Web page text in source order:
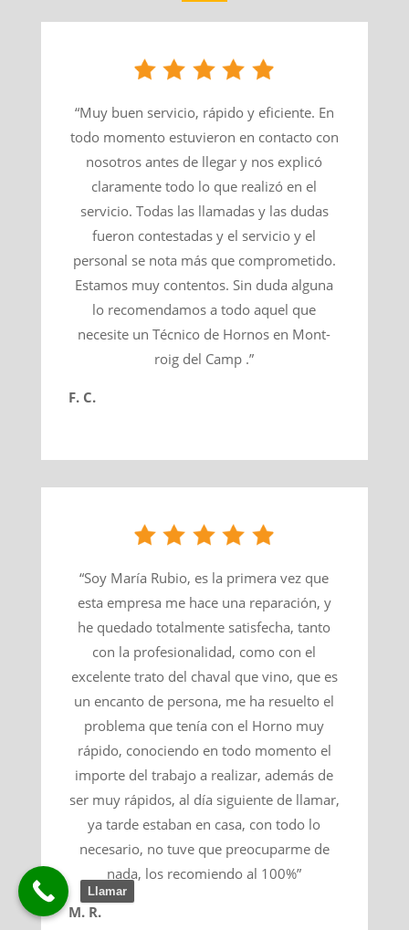
“Muy buen servicio, rápido y eficiente. En
todo momento estuvieron en contacto con
nosotros antes de llegar y nos explicó
claramente todo lo que realizó en el
servicio. Todas las llamadas y las dudas
fueron contestadas y el servicio y el
personal se nota más que comprometido.
Estamos muy contentos. Sin duda alguna
lo recomendamos a todo aquel que
necesite un Técnico de Hornos en Mont-
roig del Camp .”
F. C.
“Soy María Rubio, es la primera vez que
esta empresa me hace una reparación, y
he quedado totalmente satisfecha, tanto
con la profesionalidad, como con el
excelente trato del chaval que vino, que es
un encanto de persona, me ha resuelto el
problema que tenía con el Horno muy
rápido, conociendo en todo momento el
importe del trabajo a realizar, además de
ser muy rápidos, al día siguiente de llamar,
ya tarde estaban en casa, con todo lo
necesario, no tuve que preocuparme de
nada, los recomiendo al 100%”
M. R.
Llamar